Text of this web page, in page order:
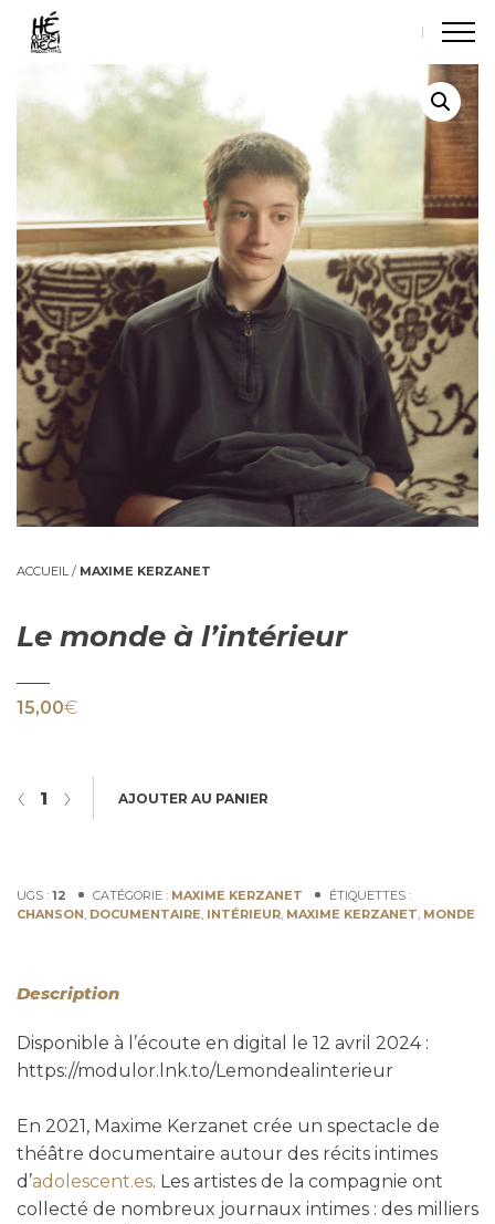
ACCUEIL/ MAXIME KERZANET
Le monde à l’intérieur
15,00€
›
‹ AJOUTER AU PANIER
UGS : 12 CATÉGORIE : MAXIME KERZANET
ÉTIQUETTES :
CHANSON, DOCUMENTAIRE, INTÉRIEUR, MAXIME KERZANET, MONDE
Description
Disponible à l’écoute en digital le 12 avril 2024 :
https://modulor.lnk.to/Lemondealinterieur
En 2021, Maxime Kerzanet crée un spectacle de
théâtre documentaire autour des récits intimes
d’adolescent.es. Les artistes de la compagnie ont
collecté de nombreux journaux intimes : des milliers